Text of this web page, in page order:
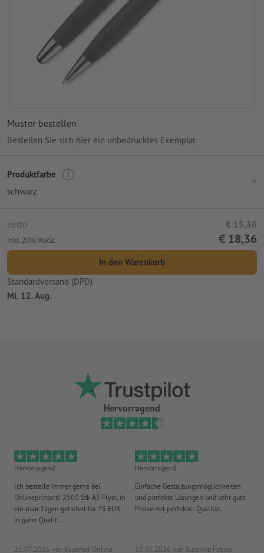
Muster bestellen
Bestellen Sie sich hier ein unbedrucktes Exemplar.
Produktfarbe
schwarz
netto € 15,30
inkl. 20% MwSt. € 18,36
In den Warenkorb
Standardversand (DPD)
Mi, 12. Aug.
Hervorragend
Hervorragend
Ich bestelle immer gerne bei
Onlineprinters! 2500 Stk A5 Flyer, in
ein paar Tagen geliefert für 73 EUR -
in guter Qualit...
25.07.2026 von Bluemel Online
Hervorragend
Einfache Gestaltungsmöglichkeiten
und perfekte Lösungen und sehr gute
Preise mit perfekter Qualität.
23.07.2026 von Susanne Fabian